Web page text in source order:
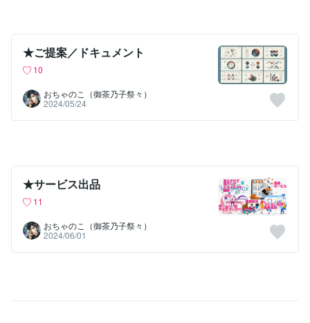
★ご提案／ドキュメント
10
おちゃのこ（御茶乃子祭々）
2024/05/24
★サービス出品
11
おちゃのこ（御茶乃子祭々）
2024/06/01